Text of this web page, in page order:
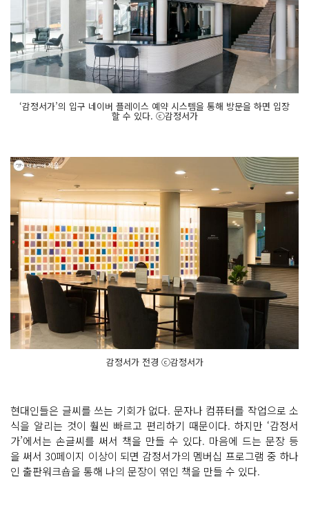
‘감정서가’의 입구 네이버 플레이스 예약 시스템을 통해 방문을 하면 입장
할 수 있다. ⓒ감정서가
감정서가 전경 ⓒ감정서가
현대인들은 글씨를 쓰는 기회가 없다. 문자나 컴퓨터를 작업으로 소
식을 알리는 것이 훨씬 빠르고 편리하기 때문이다. 하지만 ‘감정서
가’에서는 손글씨를 써서 책을 만들 수 있다. 마음에 드는 문장 등
을 써서 30페이지 이상이 되면 감정서가의 멤버십 프로그램 중 하나
인 출판워크숍을 통해 나의 문장이 엮인 책을 만들 수 있다.